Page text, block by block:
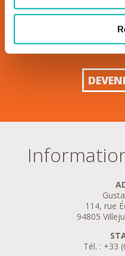
114, rue
94805
Tél. : +33